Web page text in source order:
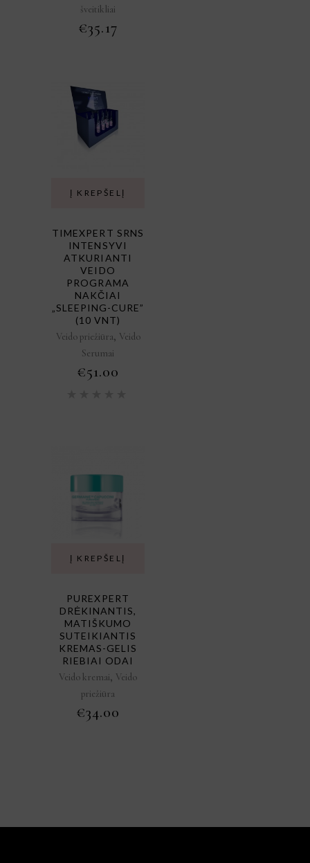
šveitikliai
€35.17
Į KREPŠELĮ
TIMEXPERT SRNS
INTENSYVI
ATKURIANTI
VEIDO
PROGRAMA
NAKČIAI
„SLEEPING-CURE”
(10 VNT)
Veido priežiūra, Veido
Serumai
€51.00
Į KREPŠELĮ
PUREXPERT
DRĖKINANTIS,
MATIŠKUMO
SUTEIKIANTIS
KREMAS-GELIS
RIEBIAI ODAI
Veido kremai, Veido
priežiūra
€34.00